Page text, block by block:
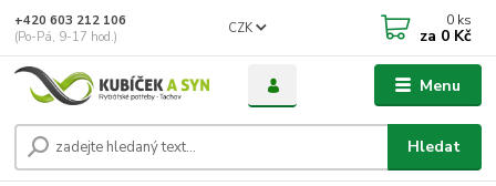
Menu
CZK
Hledat
+420 603 212 106
(Po-Pá, 9-17 hod.)
0 ks
za 0 Kč